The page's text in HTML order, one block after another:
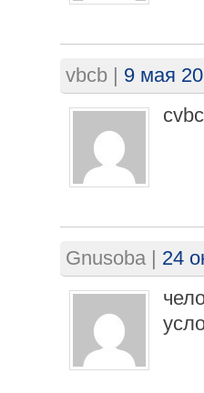
vbcb | 9 мая
Gnusoba | 24